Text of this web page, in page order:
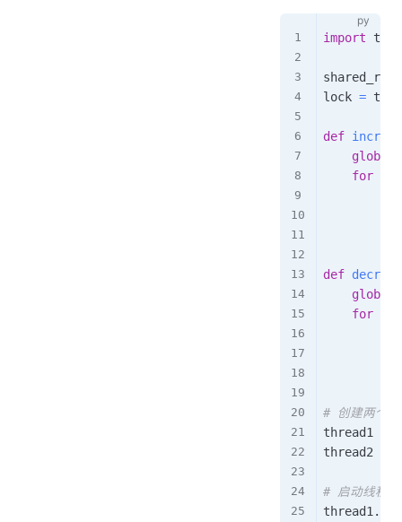
import
lock =
def
global
for
def
global
for
# 创建两个线
thread1
thread2
# 启动线程
thread1 .